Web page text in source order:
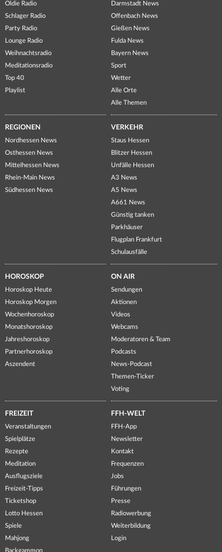
Oldie Radio
Schlager Radio
Party Radio
Lounge Radio
Weihnachtsradio
Meditationsradio
Top 40
Playlist
Darmstadt News
Offenbach News
Gießen News
Fulda News
Bayern News
Sport
Wetter
Alle Orte
Alle Themen
REGIONEN
Nordhessen News
Osthessen News
Mittelhessen News
Rhein-Main News
Südhessen News
VERKEHR
Staus Hessen
Blitzer Hessen
Unfälle Hessen
A3 News
A5 News
A661 News
Günstig tanken
Parkhäuser
Flugplan Frankfurt
Schulausfälle
HOROSKOP
Horoskop Heute
Horoskop Morgen
Wochenhoroskop
Monatshoroskop
Jahreshoroskop
Partnerhoroskop
Aszendent
ON AIR
Sendungen
Aktionen
Videos
Webcams
Moderatoren & Team
Podcasts
News-Podcast
Themen-Ticker
Voting
FREIZEIT
Veranstaltungen
Spielplätze
Rezepte
Meditation
Ausflugsziele
Freizeit-Tipps
Ticketshop
Lotto Hessen
Spiele
Mahjong
FFH-WELT
FFH-App
Newsletter
Kontakt
Frequenzen
Jobs
Führungen
Presse
Radiowerbung
Weiterbildung
Login